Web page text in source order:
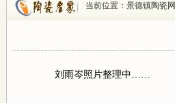
当前位置： 景德镇陶瓷网
刘雨岑照片整理中……